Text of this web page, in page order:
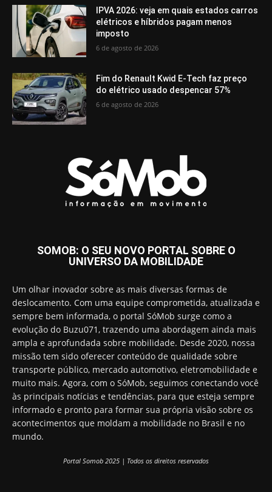
IPVA 2026: veja em quais estados carros
elétricos e híbridos pagam menos
imposto
6 de agosto de 2026
Fim do Renault Kwid E-Tech faz preço
do elétrico usado despencar 57%
6 de agosto de 2026
SOMOB: O SEU NOVO PORTAL SOBRE O
UNIVERSO DA MOBILIDADE
Um olhar inovador sobre as mais diversas formas de
deslocamento. Com uma equipe comprometida, atualizada e
sempre bem informada, o portal SóMob surge como a
evolução do Buzu071, trazendo uma abordagem ainda mais
ampla e aprofundada sobre mobilidade. Desde 2020, nossa
missão tem sido oferecer conteúdo de qualidade sobre
transporte público, mercado automotivo, eletromobilidade e
muito mais. Agora, com o SóMob, seguimos conectando você
às principais notícias e tendências, para que esteja sempre
informado e pronto para formar sua própria visão sobre os
acontecimentos que moldam a mobilidade no Brasil e no
mundo.
Portal Somob 2025 | Todos os direitos reservados